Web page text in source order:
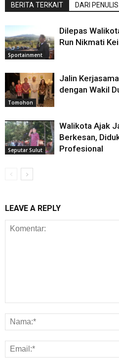
BERITA TERKAIT DARI PENULIS
Sportainment
Dilepas
Run Nikmati
Tomohon
Jalin
dengan Wakil
Seputar Sulut
Walikota Ajak
Berkesan,
Profesional
LEAVE A REPLY